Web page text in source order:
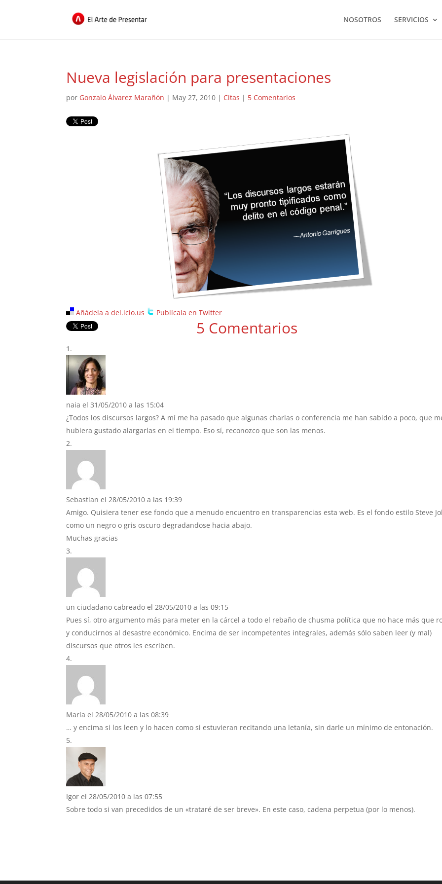
NOSOTROS SERVICIOS
Nueva legislación para presentaciones
por Gonzalo Álvarez Marañón | May 27, 2010 | Citas | 5 Comentarios
Añádela a del.icio.us Publícala en Twitter
5 Comentarios
naia el 31/05/2010 a las 15:04
¿Todos los discursos largos? A mí me ha pasado que algunas charlas o conferencia me han sabido a poco, que
hubiera gustado alargarlas en el tiempo. Eso sí, reconozco que son las menos.
Sebastian el 28/05/2010 a las 19:39
Amigo. Quisiera tener ese fondo que a menudo encuentro en transparencias esta web. Es el fondo estilo Steve
como un negro o gris oscuro degradandose hacia abajo.
Muchas gracias
un ciudadano cabreado el 28/05/2010 a las 09:15
Pues sí, otro argumento más para meter en la cárcel a todo el rebaño de chusma política que no hace más que
y conducirnos al desastre económico. Encima de ser incompetentes integrales, además sólo saben leer (y mal)
discursos que otros les escriben.
María el 28/05/2010 a las 08:39
… y encima si los leen y lo hacen como si estuvieran recitando una letanía, sin darle un mínimo de entonación.
Igor el 28/05/2010 a las 07:55
Sobre todo si van precedidos de un «trataré de ser breve». En este caso, cadena perpetua (por lo menos).